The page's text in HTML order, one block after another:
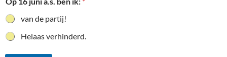
van de partij!
Helaas verhinderd.